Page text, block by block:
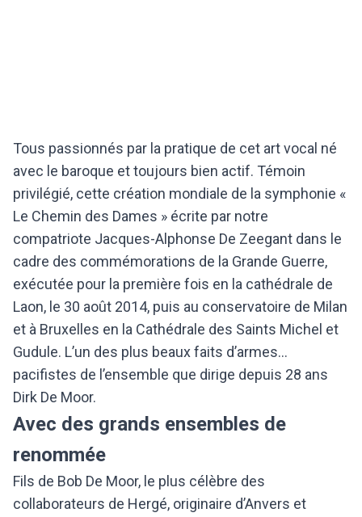
Tous passionnés par la pratique de cet art vocal né
avec le baroque et toujours bien actif. Témoin
privilégié, cette création mondiale de la symphonie «
Le Chemin des Dames » écrite par notre
compatriote Jacques-Alphonse De Zeegant dans le
cadre des commémorations de la Grande Guerre,
exécutée pour la première fois en la cathédrale de
Laon, le 30 août 2014, puis au conservatoire de Milan
et à Bruxelles en la Cathédrale des Saints Michel et
Gudule. L’un des plus beaux faits d’armes…
pacifistes de l’ensemble que dirige depuis 28 ans
Dirk De Moor.
Avec des grands ensembles de
renommée
Fils de Bob De Moor, le plus célèbre des
collaborateurs de Hergé, originaire d’Anvers et